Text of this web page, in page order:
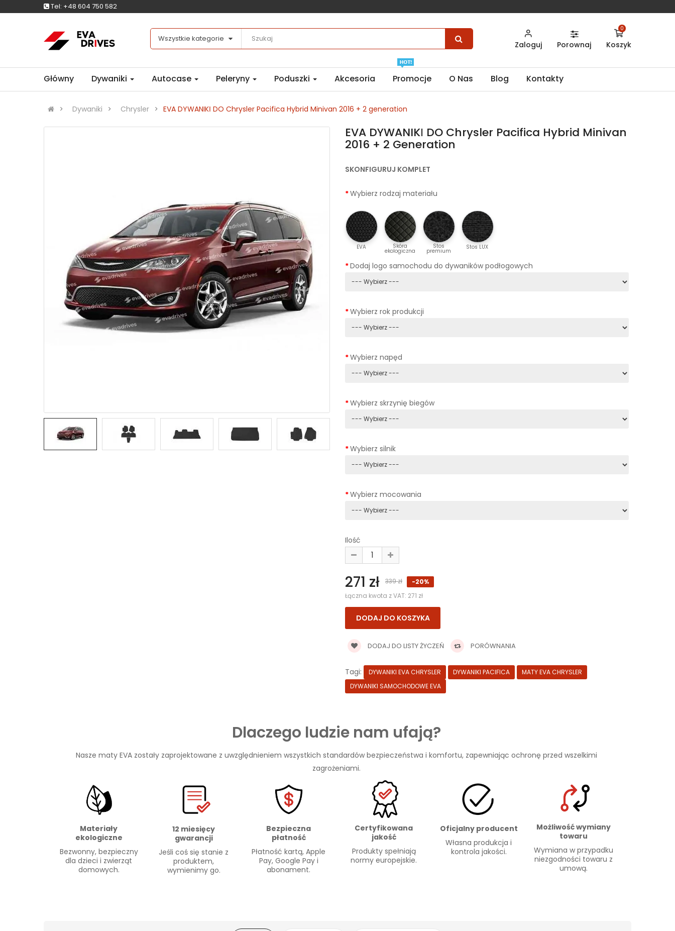
Tel: +48 604 750 582
Wszystkie kategorie
Zaloguj Porownaj Koszyk
0
Główny Dywaniki Autocase Peleryny Poduszki Akcesoria Promocje O Nas Blog Kontakty
Dywaniki Chrysler EVA DYWANIKІ DO Chrysler Pacifica Hybrid Minivan 2016 + 2 generation
EVA DYWANIKІ DO Chrysler Pacifica Hybrid Minivan
2016 + 2 Generation
SKONFIGURUJ KOMPLET
Wybierz rodzaj materiału
EVA Skóra
ekologiczna
Stos
premium
Stos LUX
Dodaj logo samochodu do dywaników podłogowych
Wybierz rok produkcji
Wybierz napęd
Wybierz skrzynię biegów
Wybierz silnik
Wybierz mocowania
Ilość
271 zł 339 zł
-20%
Łączna kwota z VAT: 271 zł
DODAJ DO LISTY ŻYCZEŃ PORÓWNANIA
Tagi: DYWANIKI EVA CHRYSLER DYWANIKI PACIFICA
MATY EVA CHRYSLER
DYWANIKI SAMOCHODOWE EVA
Dlaczego ludzie nam ufają?
Nasze maty EVA zostały zaprojektowane z uwzględnieniem wszystkich standardów bezpieczeństwa i komfortu, zapewniając ochronę przed wszelkimi
zagrożeniami.
Materiały
ekologiczne
Bezwonny, bezpieczny
dla dzieci i zwierząt
domowych.
12 miesięcy
gwarancji
Jeśli coś się stanie z
produktem,
wymienimy go.
Bezpieczna
płatność
Płatność kartą, Apple
Pay, Google Pay i
abonament.
Certyfikowana
jakość
Produkty spełniają
normy europejskie.
Oficjalny producent
Własna produkcja i
kontrola jakości.
Możliwość wymiany
towaru
Wymiana w przypadku
niezgodności towaru z
umową.